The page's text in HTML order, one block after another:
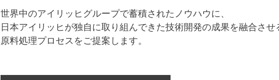
世界中のアイリッヒグループで蓄積されたノウハウに、
日本アイリッヒが独自に取り組んできた技術開発の成果を融合さ
原料処理プロセスをご提案します。